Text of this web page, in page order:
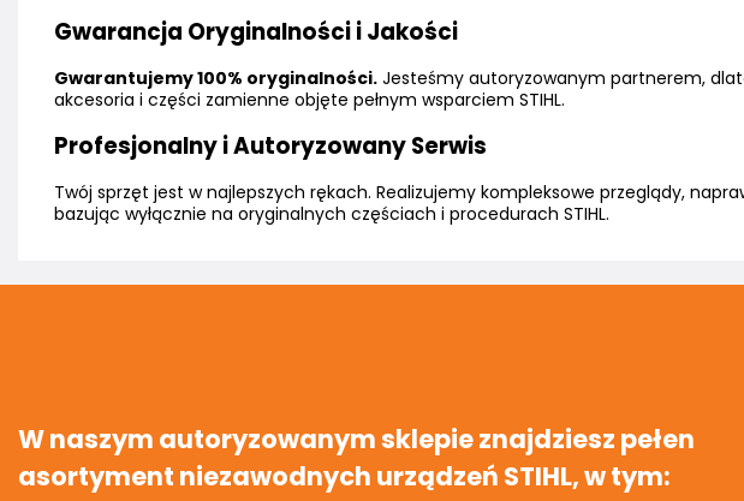
Gwarancja Oryginalności i Jakości
Gwarantujemy 100% oryginalności. Jesteśmy autoryzowanym partnerem,
akcesoria i części zamienne objęte pełnym wsparciem STIHL.
Profesjonalny i Autoryzowany Serwis
Twój sprzęt jest w najlepszych rękach. Realizujemy kompleksowe przeglądy,
bazując wyłącznie na oryginalnych częściach i procedurach STIHL.
W naszym autoryzowanym sklepie znajdziesz pełen
asortyment niezawodnych urządzeń STIHL, w tym: